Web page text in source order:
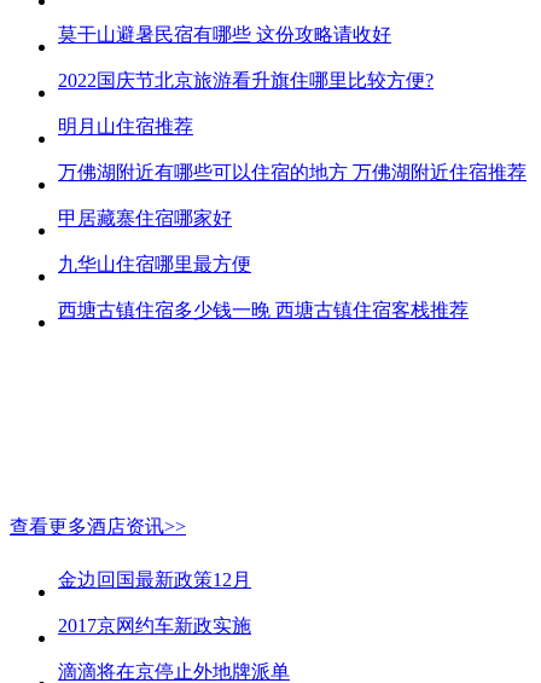
莫干山避暑民宿有哪些 这份攻略请收好
2022国庆节北京旅游看升旗住哪里比较方便?
明月山住宿推荐
万佛湖附近有哪些可以住宿的地方 万佛湖附近住宿推荐
甲居藏寨住宿哪家好
九华山住宿哪里最方便
西塘古镇住宿多少钱一晚 西塘古镇住宿客栈推荐
查看更多酒店资讯>>
金边回国最新政策12月
2017京网约车新政实施
滴滴将在京停止外地牌派单